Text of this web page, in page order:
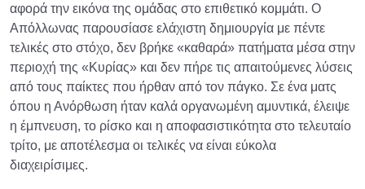
αφορά την εικόνα της ομάδας στο επιθετικό κομμάτι. Ο
Απόλλωνας παρουσίασε ελάχιστη δημιουργία με πέντε
τελικές στο στόχο, δεν βρήκε «καθαρά» πατήματα μέσα στην
περιοχή της «Κυρίας» και δεν πήρε τις απαιτούμενες λύσεις
από τους παίκτες που ήρθαν από τον πάγκο. Σε ένα ματς
όπου η Ανόρθωση ήταν καλά οργανωμένη αμυντικά, έλειψε
η έμπνευση, το ρίσκο και η αποφασιστικότητα στο τελευταίο
τρίτο, με αποτέλεσμα οι τελικές να είναι εύκολα
διαχειρίσιμες.​